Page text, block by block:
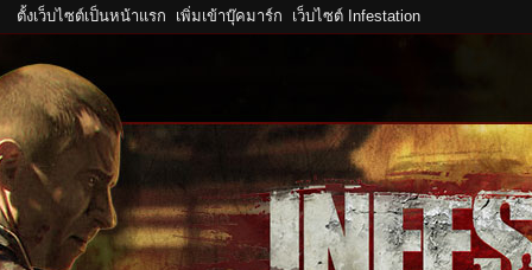
ตั้งเว็บไซต์เป็นหน้าแรก เพิ่มเข้าบุ๊คมาร์ก เว็บไซต์ Infestation